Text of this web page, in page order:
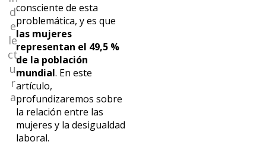
d
e
le
ct
u
r
a
consciente de esta
problemática, y es que
las mujeres
representan el 49,5 %
de la población
mundial. En este
artículo,
profundizaremos sobre
la relación entre las
mujeres y la desigualdad
laboral.